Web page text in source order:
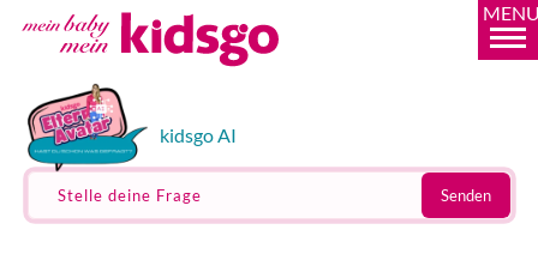
kidsgo AI
Stelle deine Frage Senden